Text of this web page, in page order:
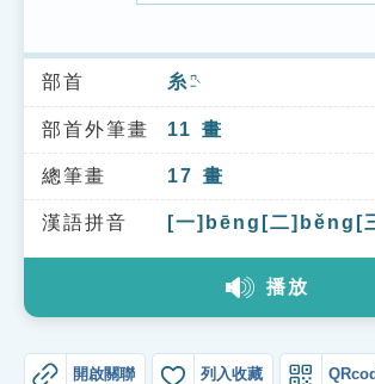
索引選單
知識索引
單字索引
生命大百科索引
教學應用
部首 糸 ㄇㄧˋ
部首外筆畫 11 畫
總筆畫 17 畫
漢語拼音 [一]bēng[二]běng[
播放
開啟關聯 列入收藏